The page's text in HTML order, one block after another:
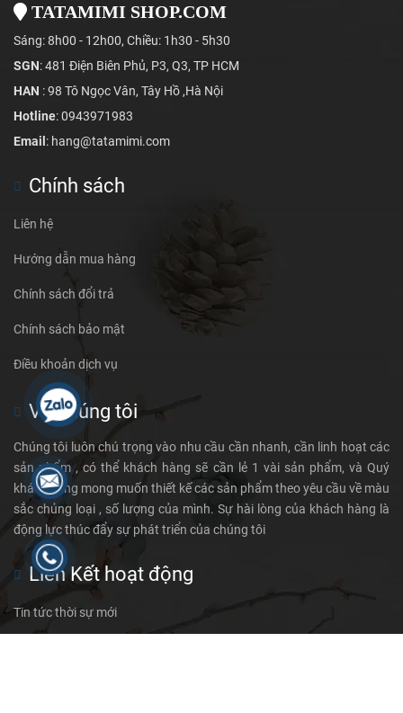
TATAMIMI SHOP.COM
Sáng: 8h00 - 12h00, Chiều: 1h30 - 5h30
SGN: 481 Điện Biên Phủ, P3, Q3, TP HCM
HAN : 98 Tô Ngọc Vân, Tây Hồ ,Hà Nội
Hotline: 0943971983
Email : hang@tatamimi.com
Chính sách
Liên hệ
Hướng dẫn mua hàng
Chính sách đổi trả
Chính sách bảo mật
Điều khoản dịch vụ
Về chúng tôi
Chúng tôi luôn chú trọng vào nhu cầu cần nhanh, cần linh hoạt các
sản phẩm , có thể khách hàng sẽ cần lẻ 1 vài sản phẩm, và Quý
khách cũng mong muốn thiết kế các sản phẩm theo yêu cầu về màu
sắc chủng loại , số lượng của mình. Sự hài lòng của khách hàng là
động lực thúc đẩy sự phát triển của chúng tôi
Liên Kết hoạt động
Tin tức thời sự mới